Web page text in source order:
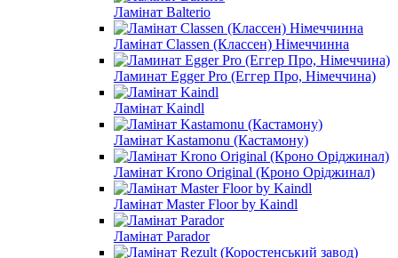
Ламінат Balterio
Ламінат Classen (Классен) Німеччинна
Ламинат Egger Pro (Еггер Про, Німеччина)
Ламінат Kaindl
Ламінат Kastamonu (Кастамону)
Ламінат Krono Original (Кроно Оріджинал)
Ламінат Master Floor by Kaindl
Ламінат Parador